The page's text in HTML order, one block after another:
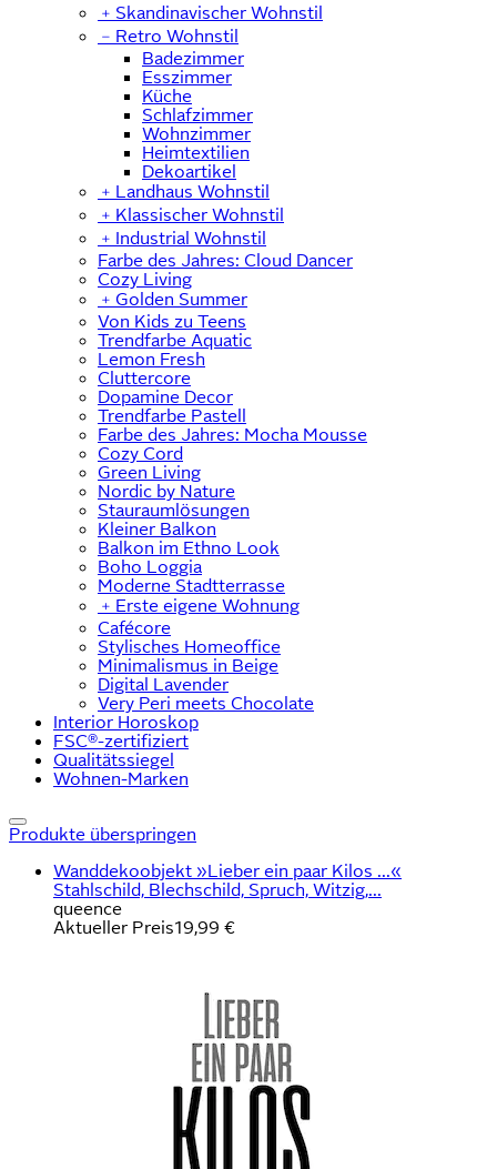
﹢ Skandinavischer Wohnstil
﹣ Retro Wohnstil
Badezimmer
Esszimmer
Küche
Schlafzimmer
Wohnzimmer
Heimtextilien
Dekoartikel
﹢ Landhaus Wohnstil
﹢ Klassischer Wohnstil
﹢ Industrial Wohnstil
Farbe des Jahres: Cloud Dancer
Cozy Living
﹢ Golden Summer
Von Kids zu Teens
Trendfarbe Aquatic
Lemon Fresh
Cluttercore
Dopamine Decor
Trendfarbe Pastell
Farbe des Jahres: Mocha Mousse
Cozy Cord
Green Living
Nordic by Nature
Stauraumlösungen
Kleiner Balkon
Balkon im Ethno Look
Boho Loggia
Moderne Stadtterrasse
﹢ Erste eigene Wohnung
Cafécore
Stylisches Homeoffice
Minimalismus in Beige
Digital Lavender
Very Peri meets Chocolate
Interior Horoskop
FSC®-zertifiziert
Qualitätssiegel
Wohnen-Marken
Produkte überspringen
Wanddekoobjekt »Lieber ein paar Kilos ...«
Stahlschild, Blechschild, Spruch, Witzig,...
queence
Aktueller Preis19,99 €